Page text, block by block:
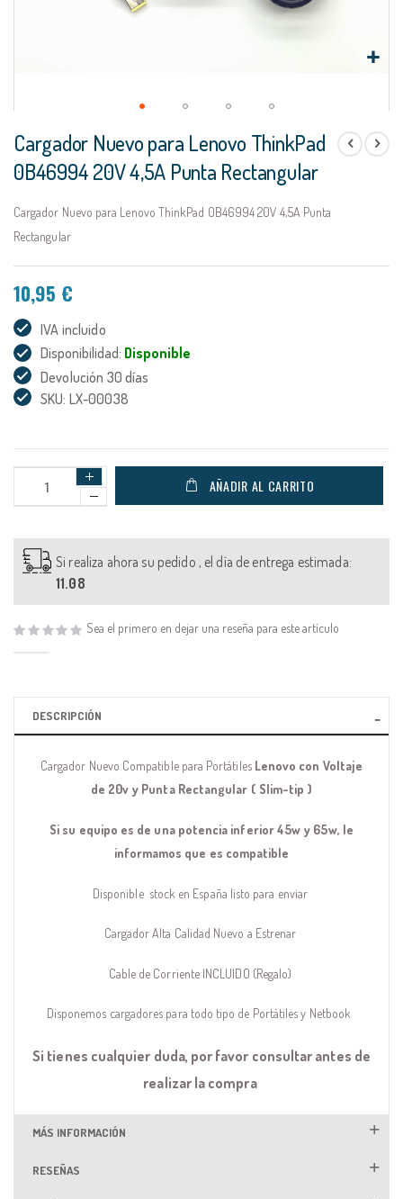
al
comienzo
de
galería
de
Cargador Nuevo para Lenovo ThinkPad
0B46994 20V 4,5A Punta Rectangular
Cargador Nuevo para Lenovo ThinkPad 0B46994 20V 4,5A Punta
Rectangular
10,95 €
IVA incluido
Disponibilidad: Disponible
Devolución 30 días
SKU: LX-00038
AÑADIR AL CARRITO
Si realiza ahora su pedido , el día de entrega estimada:
11.08
Sea el primero en dejar una reseña para este artículo
DESCRIPCIÓN
Cargador Nuevo Compatible para Portátiles Lenovo con Voltaje
de 20v y Punta Rectangular ( Slim-tip )
Si su equipo es de una potencia inferior 45w y 65w, le
informamos que es compatible
Disponible stock en España listo para enviar
Cargador Alta Calidad Nuevo a Estrenar
Cable de Corriente INCLUIDO (Regalo)
Disponemos cargadores para todo tipo de Portátiles y Netbook
Si tienes cualquier duda, por favor consultar antes de
realizar la compra
MÁS INFORMACIÓN
RESEÑAS